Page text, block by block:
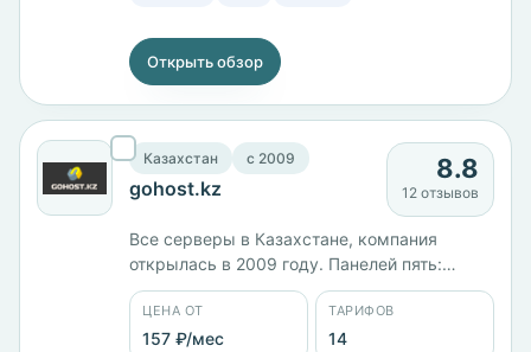
Открыть обзор
Казахстан c 2009
gohost.kz
8.8
12 отзывов
Все серверы в Казахстане, компания
открылась в 2009 году. Панелей пять:
DirectAdmin, FASTPANEL, ISPmanager, Plesk,
VestaCP. В каталоге 14 тарифов от 156 ₽/
мес, облачные VPS разбиты по размеру
ЦЕНА ОТ
157 ₽/мес
ТАРИФОВ
14